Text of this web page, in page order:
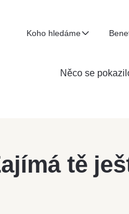
Koho hledáme
Něco se
tě